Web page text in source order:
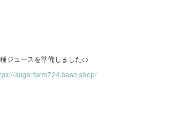
ジュースを準備しました🍊
sugarfarm724.base.shop/